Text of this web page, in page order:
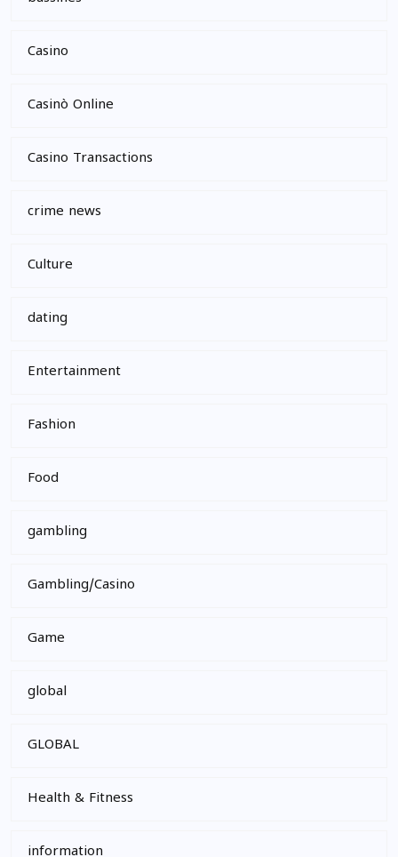
Casino
Casinò Online
Casino Transactions
crime news
Culture
dating
Entertainment
Fashion
Food
gambling
Gambling/Casino
Game
global
GLOBAL
Health & Fitness
information